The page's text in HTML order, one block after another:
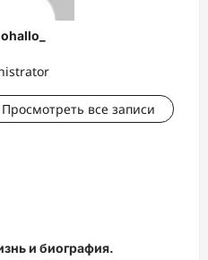
Просмотреть все записи
и биография.